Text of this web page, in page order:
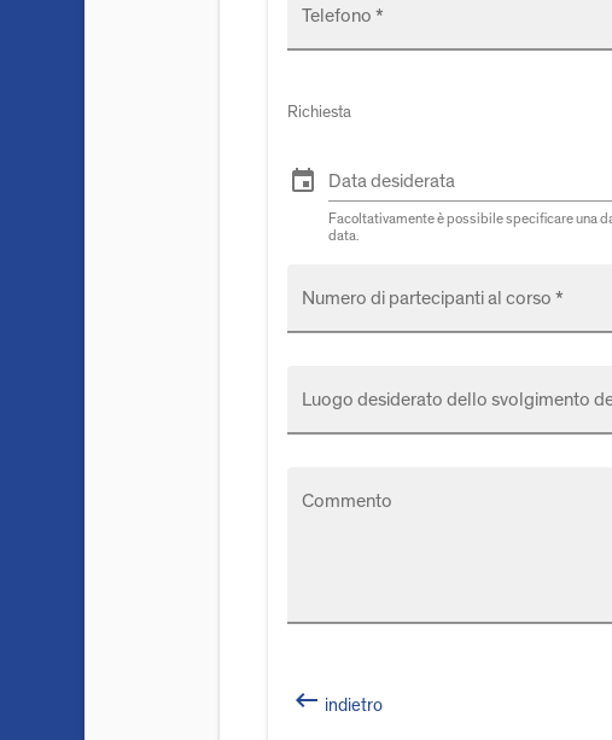
Telefono *
Richiesta
event Data desiderata
Facoltativamente è possibile specificare una
data.
Numero di partecipanti al corso *
Luogo desiderato dello svolgimento
Commento
keyboard_backspace indietro